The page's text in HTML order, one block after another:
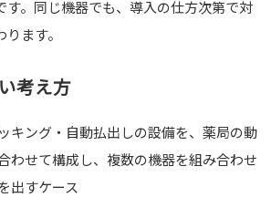
す。同じ機器でも、導入の仕方次第で対
ます。
考え方
キング・自動払出しの設備を、薬局の動
わせて構成し、複数の機器を組み合わせ
出すケース